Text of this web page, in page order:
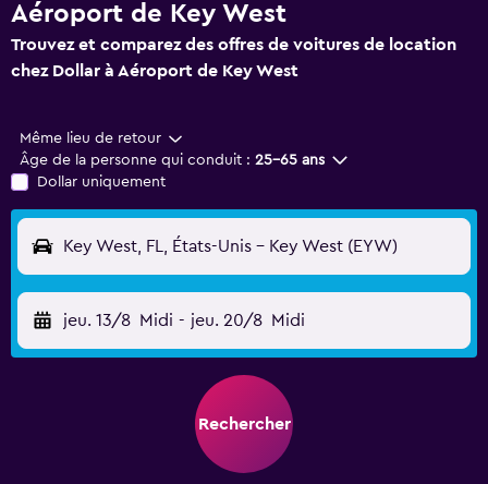
Aéroport de Key West
Trouvez et comparez des offres de voitures de location
chez Dollar à Aéroport de Key West
Même lieu de retour
Âge de la personne qui conduit : 25-65 ans
Dollar uniquement
Key West, FL, États-Unis - Key West (EYW)
jeu. 13/8 Midi - jeu. 20/8 Midi
Rechercher